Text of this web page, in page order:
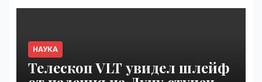
НАУКА
Телескоп VLT увидел шлейф